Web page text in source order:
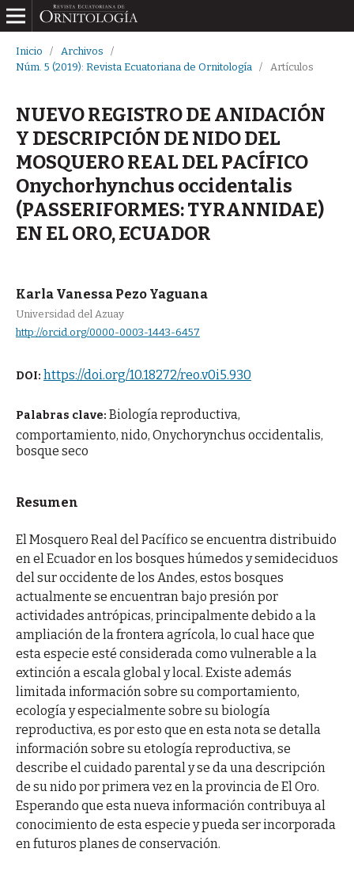
Inicio / Archivos
/
Núm. 5 (2019): Revista Ecuatoriana de Ornitología
/ Artículos
NUEVO REGISTRO DE ANIDACIÓN
Y DESCRIPCIÓN DE NIDO DEL
MOSQUERO REAL DEL PACÍFICO
Onychorhynchus occidentalis
(PASSERIFORMES: TYRANNIDAE)
EN EL ORO, ECUADOR
Karla Vanessa Pezo Yaguana
Universidad del Azuay
http://orcid.org/0000-0003-1443-6457
DOI: https://doi.org/10.18272/reo.v0i5.930
Palabras clave: Biología reproductiva,
comportamiento, nido, Onychorynchus occidentalis,
bosque seco
Resumen
El Mosquero Real del Pacífico se encuentra distribuido
en el Ecuador en los bosques húmedos y semideciduos
del sur occidente de los Andes, estos bosques
actualmente se encuentran bajo presión por
actividades antrópicas, principalmente debido a la
ampliación de la frontera agrícola, lo cual hace que
esta especie esté considerada como vulnerable a la
extinción a escala global y local. Existe además
limitada información sobre su comportamiento,
ecología y especialmente sobre su biología
reproductiva, es por esto que en esta nota se detalla
información sobre su etología reproductiva, se
describe el cuidado parental y se da una descripción
de su nido por primera vez en la provincia de El Oro.
Esperando que esta nueva información contribuya al
conocimiento de esta especie y pueda ser incorporada
en futuros planes de conservación.